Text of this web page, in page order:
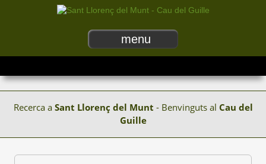
menu
Recerca a Sant Llorenç del Munt - Benvinguts al Cau del
Guille